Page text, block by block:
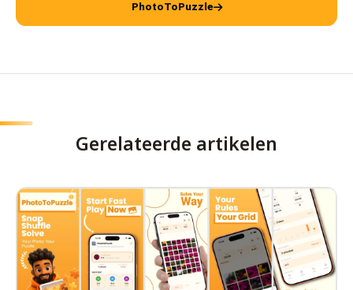
PhotoToPuzzle
Gerelateerde artikelen